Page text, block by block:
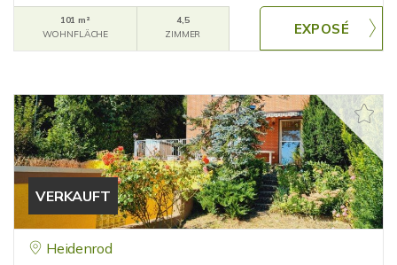
101 m²
WOHNFLÄCHE
4,5
ZIMMER
VERKAUFT
Heidenrod